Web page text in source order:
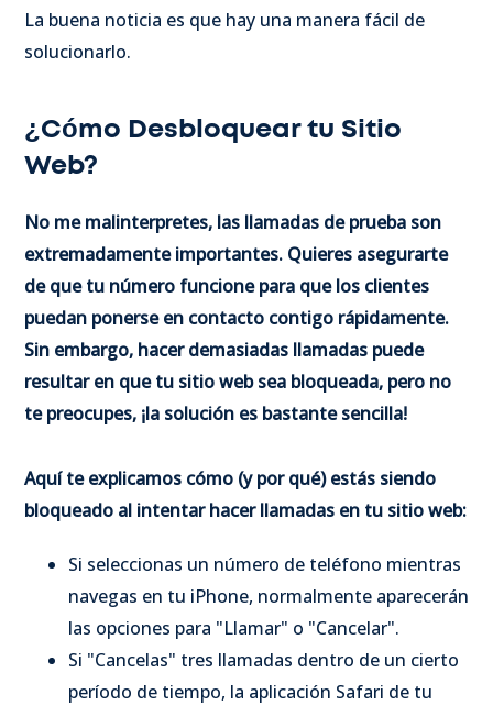
La buena noticia es que hay una manera fácil de
solucionarlo.
¿ Cómo Desbloquear tu Sitio
Web?
No me malinterpretes, las llamadas de prueba son
extremadamente importantes. Quieres asegurarte
de que tu número funcione para que los clientes
puedan ponerse en contacto contigo rápidamente.
Sin embargo, hacer demasiadas llamadas puede
resultar en que tu sitio web sea bloqueada, pero no
te preocupes, ¡la solución es bastante sencilla!
Aquí te explicamos cómo (y por qué) estás siendo
bloqueado al intentar hacer llamadas en tu sitio web:
Si seleccionas un número de teléfono mientras
navegas en tu iPhone, normalmente aparecerán
las opciones para "Llamar" o "Cancelar".
Si "Cancelas" tres llamadas dentro de un cierto
período de tiempo, la aplicación Safari de tu